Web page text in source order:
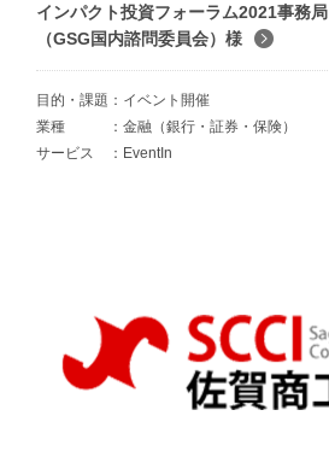
インパクト投資フォーラム2021事務局
（GSG国内諮問委員会）様
目的・課題
イベント開催
業種
金融（銀行・証券・保険）
サービス
EventIn